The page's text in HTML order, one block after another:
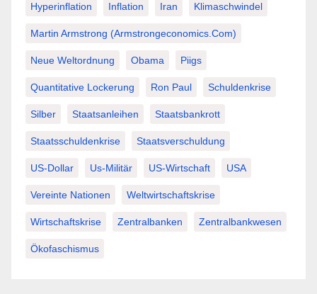
Hyperinflation Inflation Iran Klimaschwindel
Martin Armstrong (Armstrongeconomics.com)
Neue Weltordnung Obama Piigs
Quantitative Lockerung Ron Paul Schuldenkrise
Silber Staatsanleihen Staatsbankrott
Staatsschuldenkrise Staatsverschuldung
US-Dollar Us-Militär US-Wirtschaft USA
Vereinte Nationen Weltwirtschaftskrise
Wirtschaftskrise Zentralbanken Zentralbankwesen
Ökofaschismus